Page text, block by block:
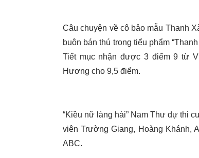
Câu chuyện về cô bảo mẫu Thanh
buôn bán thú trong tiểu phẩm
Tiết mục nhận được 3 điểm 9 từ
Hương cho 9,5 điểm.
“Kiều nữ làng hài” Nam Thư dự thi
viên Trường Giang, Hoàng Khánh,
ABC.